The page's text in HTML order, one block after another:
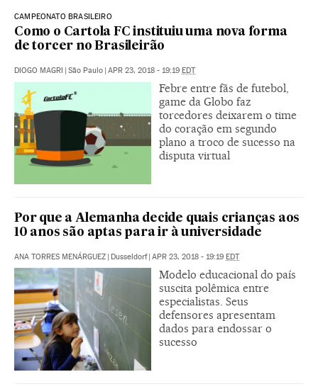
CAMPEONATO BRASILEIRO
Como o Cartola FC instituiu uma nova forma
de torcer no Brasileirão
DIOGO MAGRI São Paulo APR 23, 2018 - 19:19 EDT
Febre entre fãs de futebol,
game da Globo faz
torcedores deixarem o time
do coração em segundo
plano a troco de sucesso na
disputa virtual
Por que a Alemanha decide quais crianças aos
10 anos são aptas para ir à universidade
ANA TORRES MENÁRGUEZ Dusseldorf APR 23, 2018 - 19:19 EDT
Modelo educacional do país
suscita polêmica entre
especialistas. Seus
defensores apresentam
dados para endossar o
sucesso